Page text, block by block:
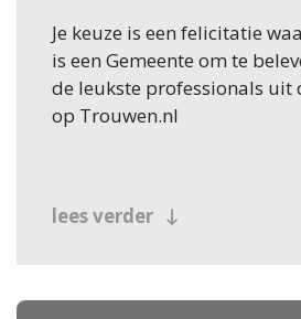
Je keuze is een felicitatie
is een Gemeente om te
de leukste professionals uit
op Trouwen.nl
lees verder